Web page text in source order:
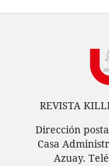
REVISTA
Dirección
Casa
Azuay.